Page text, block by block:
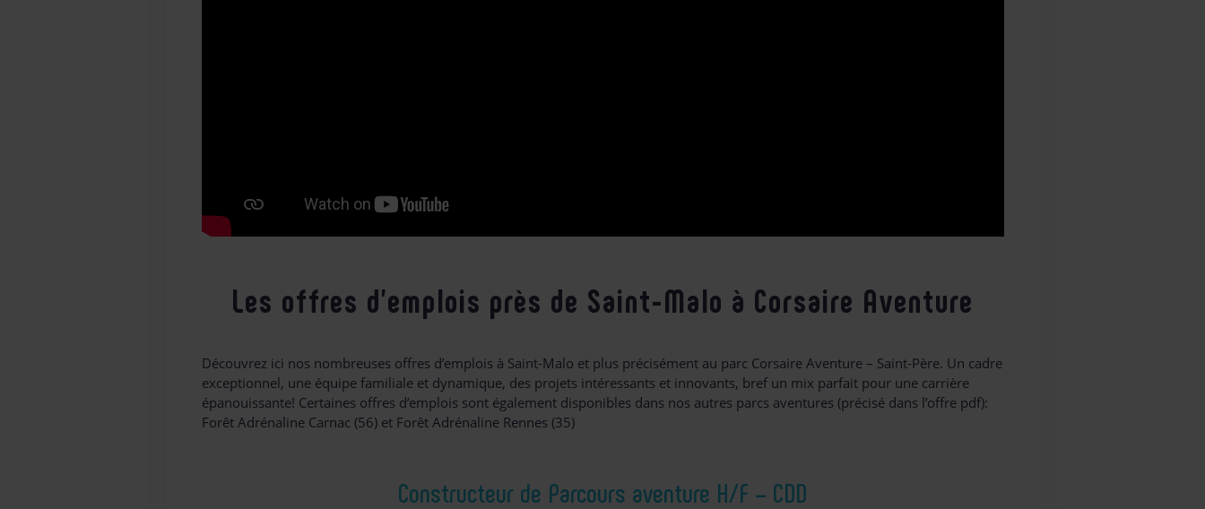
Les offres d’emplois près de Saint-Malo à Corsaire Aventure
Découvrez ici nos nombreuses offres d’emplois à Saint-Malo et plus précisément au parc Corsaire Aventure – Saint-Père. Un cadre
exceptionnel, une équipe familiale et dynamique, des projets intéressants et innovants, bref un mix parfait pour une carrière
épanouissante! Certaines offres d’emplois sont également disponibles dans nos autres parcs aventures (précisé dans l’offre pdf):
Forêt Adrénaline Carnac (56) et Forêt Adrénaline Rennes (35)
Constructeur de Parcours aventure H/F – CDD